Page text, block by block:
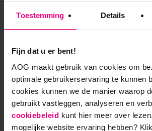
Toestemming Details
Fijn dat u er bent!
AOG maakt gebruik van cookies om
optimale gebruikerservaring te kunnen
cookies kunnen we de manier waarop
gebruikt vastleggen, analyseren en
cookiebeleid kunt hier meer over
mogelijke website ervaring hebben?
“De MBA opleiding is een zeer
benadering is het goed gelukt
mogelijkheid vanuit een
te onderzoeken. Al met al een
venture die tot een mooie lijst aan
nieuwe waarde opties. Hiervan is
geselecteerd en uitgewerkt tot een